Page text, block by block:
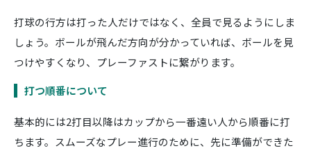
打球の行方は打った人だけではなく、全員で見るようにしま
しょう。ボールが飛んだ方向が分かっていれば、ボールを見
つけやすくなり、プレーファストに繋がります。
打つ順番について
基本的には2打目以降はカップから一番遠い人から順番に打
ちます。スムーズなプレー進行のために、先に準備ができた